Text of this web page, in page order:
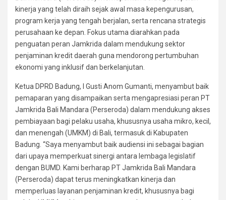
kinerja yang telah diraih sejak awal masa kepengurusan,
program kerja yang tengah berjalan, serta rencana strategis
perusahaan ke depan. Fokus utama diarahkan pada
penguatan peran Jamkrida dalam mendukung sektor
penjaminan kredit daerah guna mendorong pertumbuhan
ekonomi yang inklusif dan berkelanjutan.
Ketua DPRD Badung, I Gusti Anom Gumanti, menyambut baik
pemaparan yang disampaikan serta mengapresiasi peran PT
Jamkrida Bali Mandara (Perseroda) dalam mendukung akses
pembiayaan bagi pelaku usaha, khususnya usaha mikro, kecil,
dan menengah (UMKM) di Bali, termasuk di Kabupaten
Badung. “Saya menyambut baik audiensi ini sebagai bagian
dari upaya memperkuat sinergi antara lembaga legislatif
dengan BUMD. Kami berharap PT Jamkrida Bali Mandara
(Perseroda) dapat terus meningkatkan kinerja dan
memperluas layanan penjaminan kredit, khususnya bagi